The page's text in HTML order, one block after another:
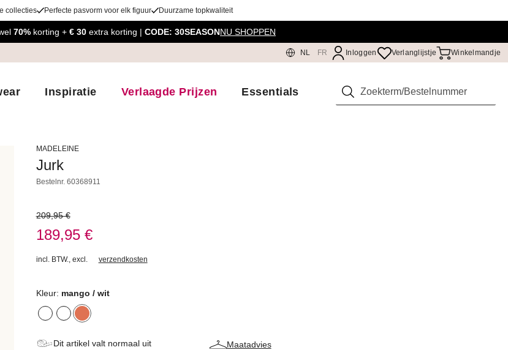
collecties Perfecte pasvorm voor elk figuur Duurzame topkwaliteit
70% korting + € 30 extra korting | CODE: 30SEASONNU SHOPPEN
NL FR Inloggen Verlanglijstje Winkelmandje
Inspiratie Verlaagde Prijzen Essentials Zoeken
MADELEINE
Jurk
Bestelnr. 60368911
209,95 €
189,95 €
incl. BTW., excl. verzendkosten
Kleur: mango / wit
Dit artikel valt normaal uit Maatadvies